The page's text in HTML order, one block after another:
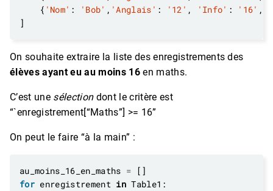
    {
'Nom' : 'Bob' , 'Anglais' : '12' , 'Info' : '16' ,
On souhaite extraire la liste des enregistrements des
élèves ayant eu au moins 16en maths.
C’est une sélectiondont le critère est
“`enregistrement[“Maths”] >= 16”
On peut le faire “à la main” :
au_moins_16_en_maths =
for enregistrement in